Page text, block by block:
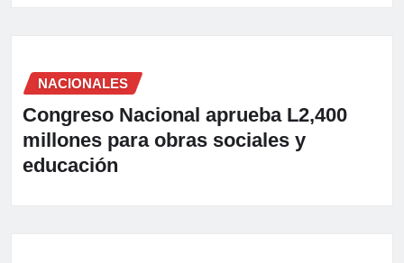
NACIONALES
Congreso Nacional aprueba L2,400
millones para obras sociales y
educación